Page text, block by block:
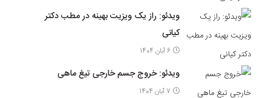
ویدئو: راز یک ویزیت بهینه در مطب دکتر
کیانی
6 آبان 1404
ویدئو: خروج جسم خارجی تیغ ماهی
7 آبان 1404